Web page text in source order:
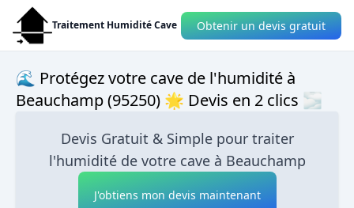
Traitement Humidité Cave Obtenir un devis gratuit
🌊 Protégez votre cave de l'humidité à
Beauchamp (95250) 🌟 Devis en 2 clics 🌫
Devis Gratuit & Simple pour traiter
l'humidité de votre cave à Beauchamp
J'obtiens mon devis maintenant